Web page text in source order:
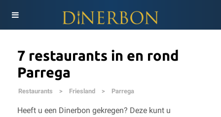
7 restaurants in en rond
Parrega
Restaurants > Friesland > Parrega
Heeft u een Dinerbon gekregen? Deze kunt u